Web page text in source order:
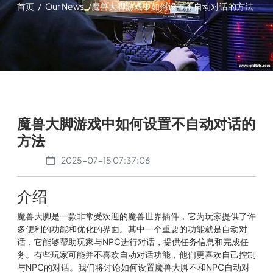
首页 / Our News /魔兽大脚游戏中如何设置不自动对话的方法
魔兽大脚游戏中如何设置不自动对话的
方法
2025-07-15 07:37:06
介绍
魔兽大脚是一款非常受欢迎的魔兽世界插件，它为玩家提供了许
多便利的功能和优化的界面。其中一个重要的功能就是自动对
话，它能够帮助玩家与NPC进行对话，提供任务信息和完成任
务。有些玩家可能并不喜欢自动对话功能，他们更喜欢自己控制
与NPC的对话。我们将讨论如何设置魔兽大脚不和NPC自动对